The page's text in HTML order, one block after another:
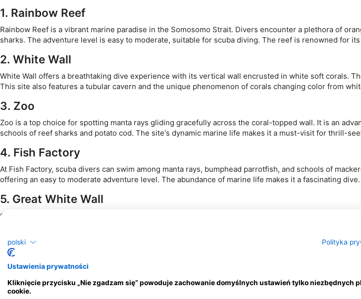
1. Rainbow Reef
Rainbow Reef is a vibrant marine paradise in the Somosomo Strait. Divers encounter a plethora of
sharks. The adventure level is easy to moderate, suitable for scuba diving. The reef is renowned for
2. White Wall
White Wall offers a breathtaking dive experience with its vertical wall encrusted in white soft corals.
This site also features a tubular cavern and the unique phenomenon of corals changing color from
3. Zoo
Zoo is a top choice for spotting manta rays gliding gracefully across the coral-topped wall. It is an
schools of reef sharks and potato cod. The site's dynamic marine life makes it a must-visit for thrill-
4. Fish Factory
At Fish Factory, scuba divers can swim among manta rays, bumphead parrotfish, and schools of
offering an easy to moderate adventure level. The abundance of marine life makes it a fascinating dive.
5. Great White Wall
Great White Wall is an advanced dive site for scuba enthusiasts. Here, divers discover a dramatic
polski Polityka
Ustawienia prywatności
Kliknięcie przycisku „Nie zgadzam się” powoduje zachowanie domyślnych ustawień tylko niezbędnych
cookie.